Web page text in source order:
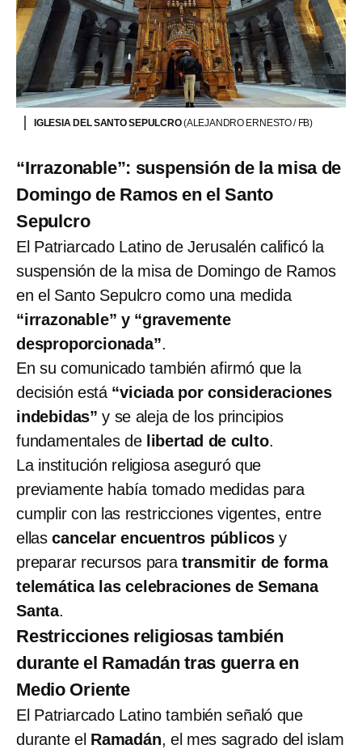
IGLESIA DEL SANTO SEPULCRO(ALEJANDRO ERNESTO / FB)
“Irrazonable”: suspensión de la misa de
Domingo de Ramos en el Santo
Sepulcro
El Patriarcado Latino de Jerusalén calificó la
suspensión de la misa de Domingo de Ramos
en el Santo Sepulcro como una medida
“irrazonable” y “gravemente
desproporcionada”.
En su comunicado también afirmó que la
decisión está “viciada por consideraciones
indebidas” y se aleja de los principios
fundamentales de libertad de culto.
La institución religiosa aseguró que
previamente había tomado medidas para
cumplir con las restricciones vigentes, entre
ellascancelar encuentros públicos y
preparar recursos paratransmitir de forma
telemática las celebraciones de Semana
Santa.
Restricciones religiosas también
durante el Ramadán tras guerra en
Medio Oriente
El Patriarcado Latino también señaló que
durante el Ramadán, el mes sagrado del islam